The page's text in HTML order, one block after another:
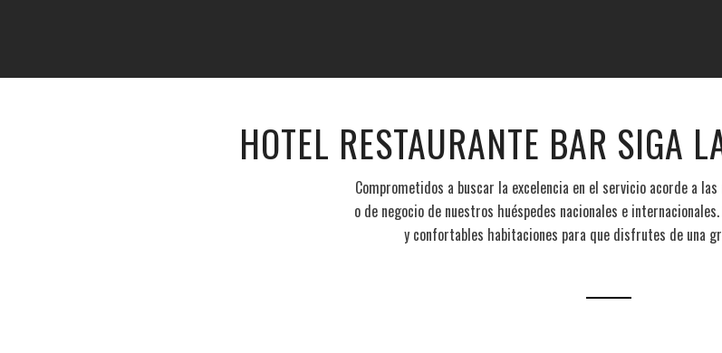
HOTEL RESTAURANTE BAR SIGA
Comprometidos a buscar la excelencia en el servicio acorde a
o de negocio de nuestros huéspedes nacionales e
y confortables habitaciones para que disfrutes de una